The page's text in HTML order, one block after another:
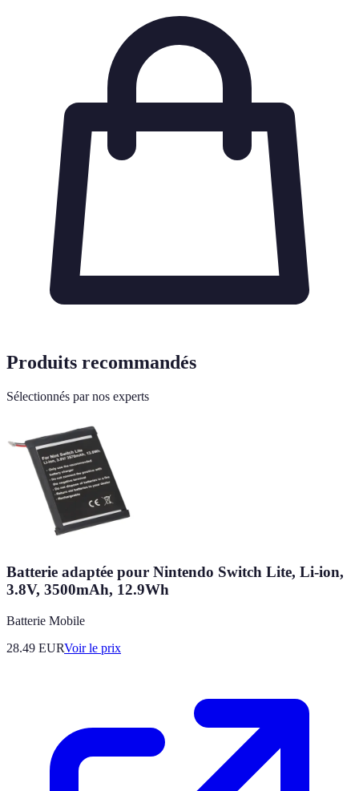
Produits recommandés
Sélectionnés par nos experts
Batterie adaptée pour Nintendo Switch Lite, Li-ion,
3.8V, 3500mAh, 12.9Wh
Batterie Mobile
28.49 EURVoir le prix